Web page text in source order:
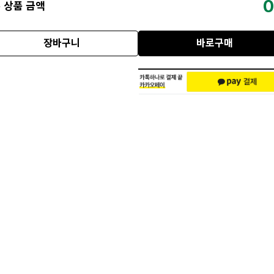
상품 금액 0
장바구니 바로구매